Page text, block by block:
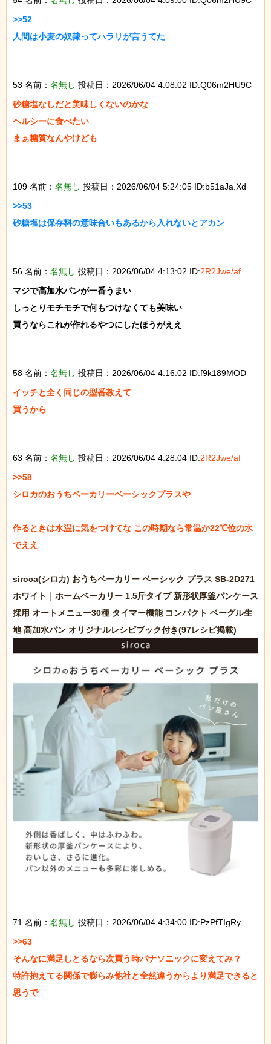
>>52
人間は小麦の奴隷ってハラリが言うてた
53 名前： 名無し 投稿日：2026/06/04 4:08:02 ID:Q06m2HU9C
砂糖塩なしだと美味しくないのかな
ヘルシーに食べたい
まぁ糖質なんやけども
109 名前： 名無し 投稿日：2026/06/04 5:24:05 ID:b51aJa.Xd
>>53
砂糖塩は保存料の意味合いもあるから入れないとアカン
56 名前： 名無し 投稿日：2026/06/04 4:13:02 ID:2R2Jwe/af
マジで高加水パンが一番うまい
しっとりモチモチで何もつけなくても美味い
買うならこれが作れるやつにしたほうがええ
58 名前： 名無し 投稿日：2026/06/04 4:16:02 ID:f9k189MOD
イッチと全く同じの型番教えて
買うから
63 名前： 名無し 投稿日：2026/06/04 4:28:04 ID:2R2Jwe/af
>>58
シロカのおうちベーカリーベーシックプラスや
作るときは水温に気をつけてな この時期なら常温か22℃位の水
でええ
siroca(シロカ) おうちベーカリー ベーシック プラス SB-2D271
ホワイト｜ホームベーカリー 1.5斤タイプ 新形状厚釜パンケース
採用 オートメニュー30種 タイマー機能 コンパクト ベーグル生
71 名前： 名無し 投稿日：2026/06/04 4:34:00 ID:PzPfTIgRy
>>63
そんなに満足しとるなら次買う時パナソニックに変えてみ？
特許抱えてる関係で膨らみ他社と全然違うからより満足できると
思うで